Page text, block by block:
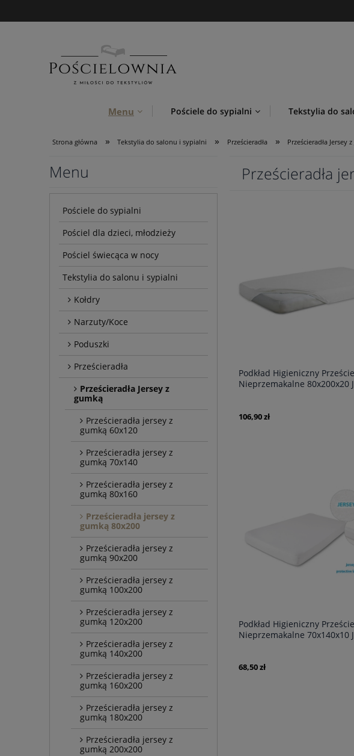
Menu Pościele do sypialni Tekstylia do
Strona główna » Tekstylia do salonu i sypialni » Prześcieradła » Prześcieradła Jersey
Menu
Pościele do sypialni
Pościel dla dzieci, młodzieży
Pościel świecąca w nocy
Tekstylia do salonu i sypialni
Kołdry
Narzuty/Koce
Poduszki
Prześcieradła
Prześcieradła Jersey z
gumką
Prześcieradła jersey z
gumką 60x120
Prześcieradła jersey z
gumką 70x140
Prześcieradła jersey z
gumką 80x160
Prześcieradła jersey z
gumką 80x200
Prześcieradła jersey z
gumką 90x200
Prześcieradła jersey z
gumką 100x200
Prześcieradła jersey z
gumką 120x200
Prześcieradła jersey z
gumką 140x200
Prześcieradła jersey z
gumką 160x200
Prześcieradła jersey z
gumką 180x200
Prześcieradła jersey z
gumką 200x200
Prześcieradła
Podkład Higieniczny
Nieprzemakalne 80x200x20
106,90 zł
Podkład Higieniczny
Nieprzemakalne 70x140x10
68,50 zł